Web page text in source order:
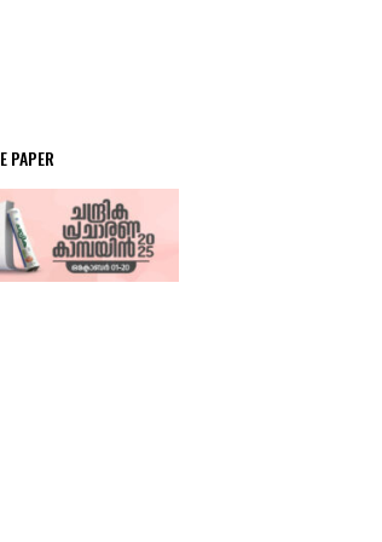
E PAPER